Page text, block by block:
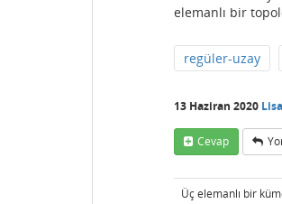
elemanlı bir
regüler-uzay
13 Haziran 2020
Cevap
Üç elemanlı bir